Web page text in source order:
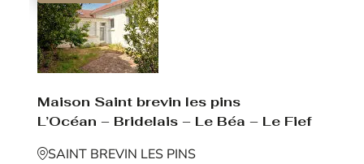
Maison Saint brevin les pins
L’Océan – Bridelais – Le Béa – Le Fief
SAINT BREVIN LES PINS